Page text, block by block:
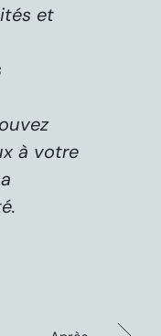
et
à votre